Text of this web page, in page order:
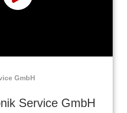
GmbH
Service GmbH